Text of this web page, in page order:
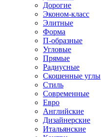
Дорогие
Эконом-класс
Элитные
Форма
П-образные
Угловые
Прямые
Радиусные
Скошенные углы
Стиль
Современные
Евро
Английские
Дизайнерские
Итальянские